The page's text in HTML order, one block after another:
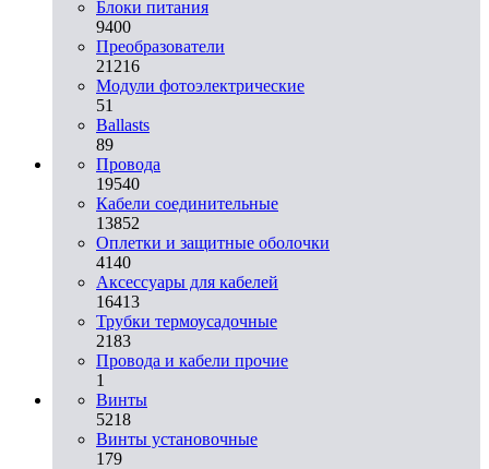
Блоки питания
9400
Преобразователи
21216
Модули фотоэлектрические
51
Ballasts
89
Провода
19540
Кабели соединительные
13852
Оплетки и защитные оболочки
4140
Аксессуары для кабелей
16413
Трубки термоусадочные
2183
Провода и кабели прочие
1
Винты
5218
Винты установочные
179